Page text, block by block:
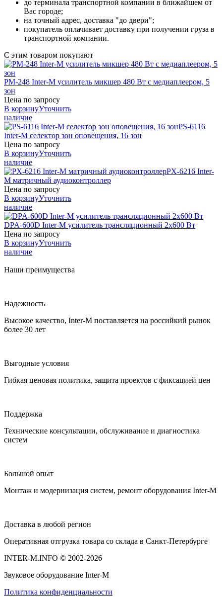
до терминала транспортной компании в ближайшем от
Вас городе;
на точный адрес, доставка "до двери";
покупатель оплачивает доставку при получении груза в
транспортной компании.
С этим товаром покупают
PM-248 Inter-M усилитель микшер 480 Вт с медиаплеером, 5
зон
Цена по запросу
В корзинуУточнить
наличие
PS-6116
Inter-M селектор зон оповещения, 16 зон
Цена по запросу
В корзинуУточнить
наличие
PX-6216 Inter-
M матричный аудиоконтроллер
Цена по запросу
В корзинуУточнить
наличие
DPA-600D Inter-M усилитель трансляционный 2х600 Вт
Цена по запросу
В корзинуУточнить
наличие
Наши преимущества
Надежность
Высокое качество, Inter-M поставляется на российкий рынок
более 30 лет
Выгодные условия
Гибкая ценовая политика, защита проектов с фиксацией цен
Поддержка
Технические консультации, обслуживание и диагностика
систем
Большой опыт
Монтаж и модернизация систем, ремонт оборудования Inter-M
Доставка в любой регион
Оперативная отгрузка товара со склада в Санкт-Петербурге
INTER-M.INFO © 2002-2026
Звуковое оборудование Inter-M
Политика конфиденциальности